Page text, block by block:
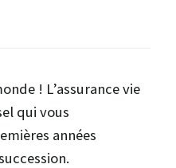
! L’assurance vie
qui vous
années